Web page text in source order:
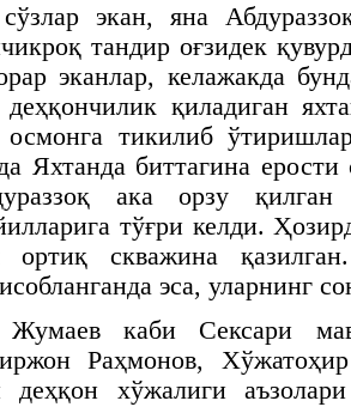
экан, яна
тандир оғзидек
эканлар, келажакда
қиладиган
осмонга тикилиб
Яхтанда биттагина ерости
ака орзу қилган
тўғри келди.
ортиқ скважина
эса, уларнинг
Жумаев каби Сексари
Раҳмонов,
хўжалиги